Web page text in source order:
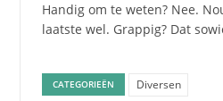
Handig om te weten? Nee.
laatste wel. Grappig? Dat
CATEGORIEËN Diversen